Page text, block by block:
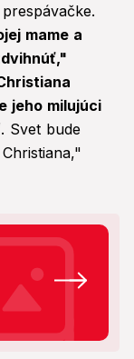
mame a
jeho milujúci
Svet bude